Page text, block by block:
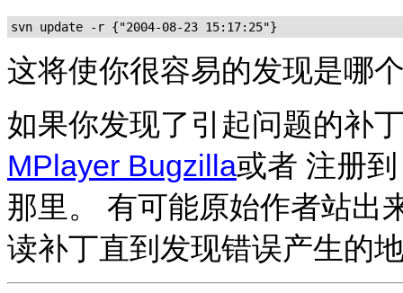
这将使你很容易的发现是哪
如果你发现了引起问题的补
MPlayer Bugzilla或者 注册
那里。 有可能原始作者站出
读补丁直到发现错误产生的